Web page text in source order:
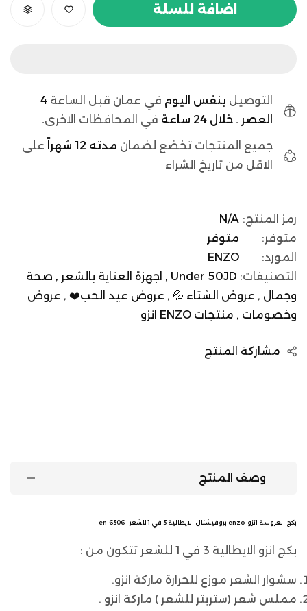
اضافة للسلة
التوصيل بنفس اليوم في عمان قبل الساعة 4
العصر . خلال 24 ساعة
في المحافظات الاخرى.
جميع المنتجات تخضع لضمان مدته 12 شهراً
على
الاقل من تاريخ الشراء
رمز المنتج: N/A
متوفر:
متوفر
المورد:
ENZO
التصنيفات: Under 50JD , اجهزة العناية بالشعر , صحة
وجمال , عروض الشتاء 💦 , عروض عيد الحب❤️ , عروض
وخصومات , منتجات ENZO انزو
مشاركة المنتج
وصف المنتج
بكج العروسة انزو enzo بروفيشنال الايطالية 3 في 1 للشعر - en-6306
بكج انزو الايطالية 3 في 1 للشعر تتكون من :
سشوار الشعر موزع للحرارة ماركة انزو.
مملس شعر (ستريتر للشعر ) ماركة انزو .